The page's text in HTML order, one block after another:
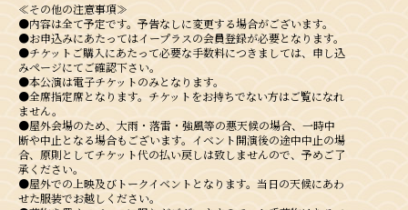
≪その他の注意事項≫
●内容は全て予定です。予告なしに変更する場合がございます。
●お申込みにあたってはイープラスの会員登録が必要となります。
●チケットご購入にあたって必要な手数料につきましては、申し込
みページにてご確認下さい。
●本公演は電子チケットのみとなります。
●全席指定席となります。チケットをお持ちでない⽅はご覧になれ
ません。
●屋外会場のため、大雨・落雷・強風等の悪天候の場合、一時中
断や中止となる場合もございます。イベント開演後の途中中止の場
合、原則としてチケット代の払い戻しは致しませんので、予めご了
承ください。
●屋外での上映及びトークイベントとなります。当日の天候にあわ
せた服装でお越しください。